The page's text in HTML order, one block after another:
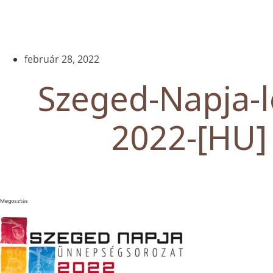
február 28, 2022
Szeged-
2022-[HU]
Megosztás